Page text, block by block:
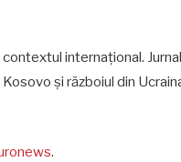
internațional.
și războiul din
.